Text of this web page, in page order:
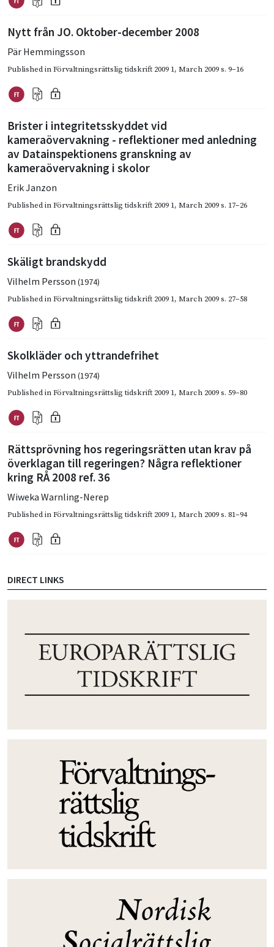
Nytt från JO. Oktober-december 2008
Pär Hemmingsson
Published inFörvaltningsrättslig tidskrift 2009 1, March 2009s. 9–16
Brister i integritetsskyddet vid
kameraövervakning - reflektioner med anledning
av Datainspektionens granskning av
kameraövervakning i skolor
Erik Janzon
Published inFörvaltningsrättslig tidskrift 2009 1, March 2009s. 17–26
Skäligt brandskydd
Vilhelm Persson (1974)
Published inFörvaltningsrättslig tidskrift 2009 1, March 2009s. 27–58
Skolkläder och yttrandefrihet
Vilhelm Persson (1974)
Published inFörvaltningsrättslig tidskrift 2009 1, March 2009s. 59–80
Rättsprövning hos regeringsrätten utan krav på
överklagan till regeringen? Några reflektioner
kring RÅ 2008 ref. 36
Wiweka Warnling-Nerep
Published inFörvaltningsrättslig tidskrift 2009 1, March 2009s. 81–94
DIRECT LINKS